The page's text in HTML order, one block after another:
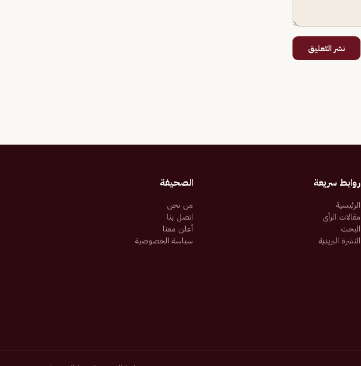
نشر التعليق
روابط سريعة
الرئيسية
مقالات الرأي
البحث
النشرة البريدية
الصحيفة
من نحن
اتصل بنا
أعلن معنا
سياسة الخصوصية